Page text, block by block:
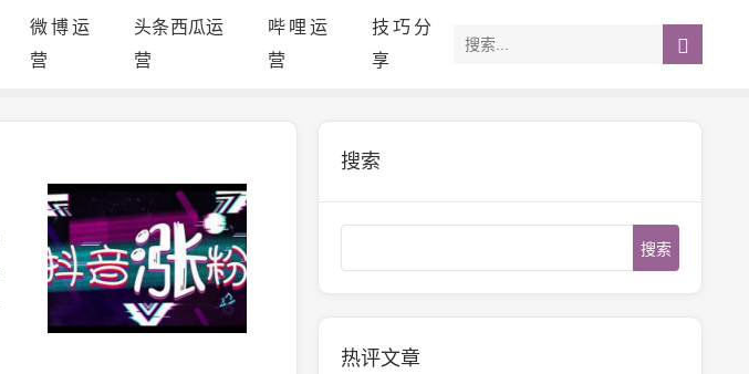
微博运
营
头条西瓜运
营
哔哩运
营
技巧分
享
搜索
热评文章